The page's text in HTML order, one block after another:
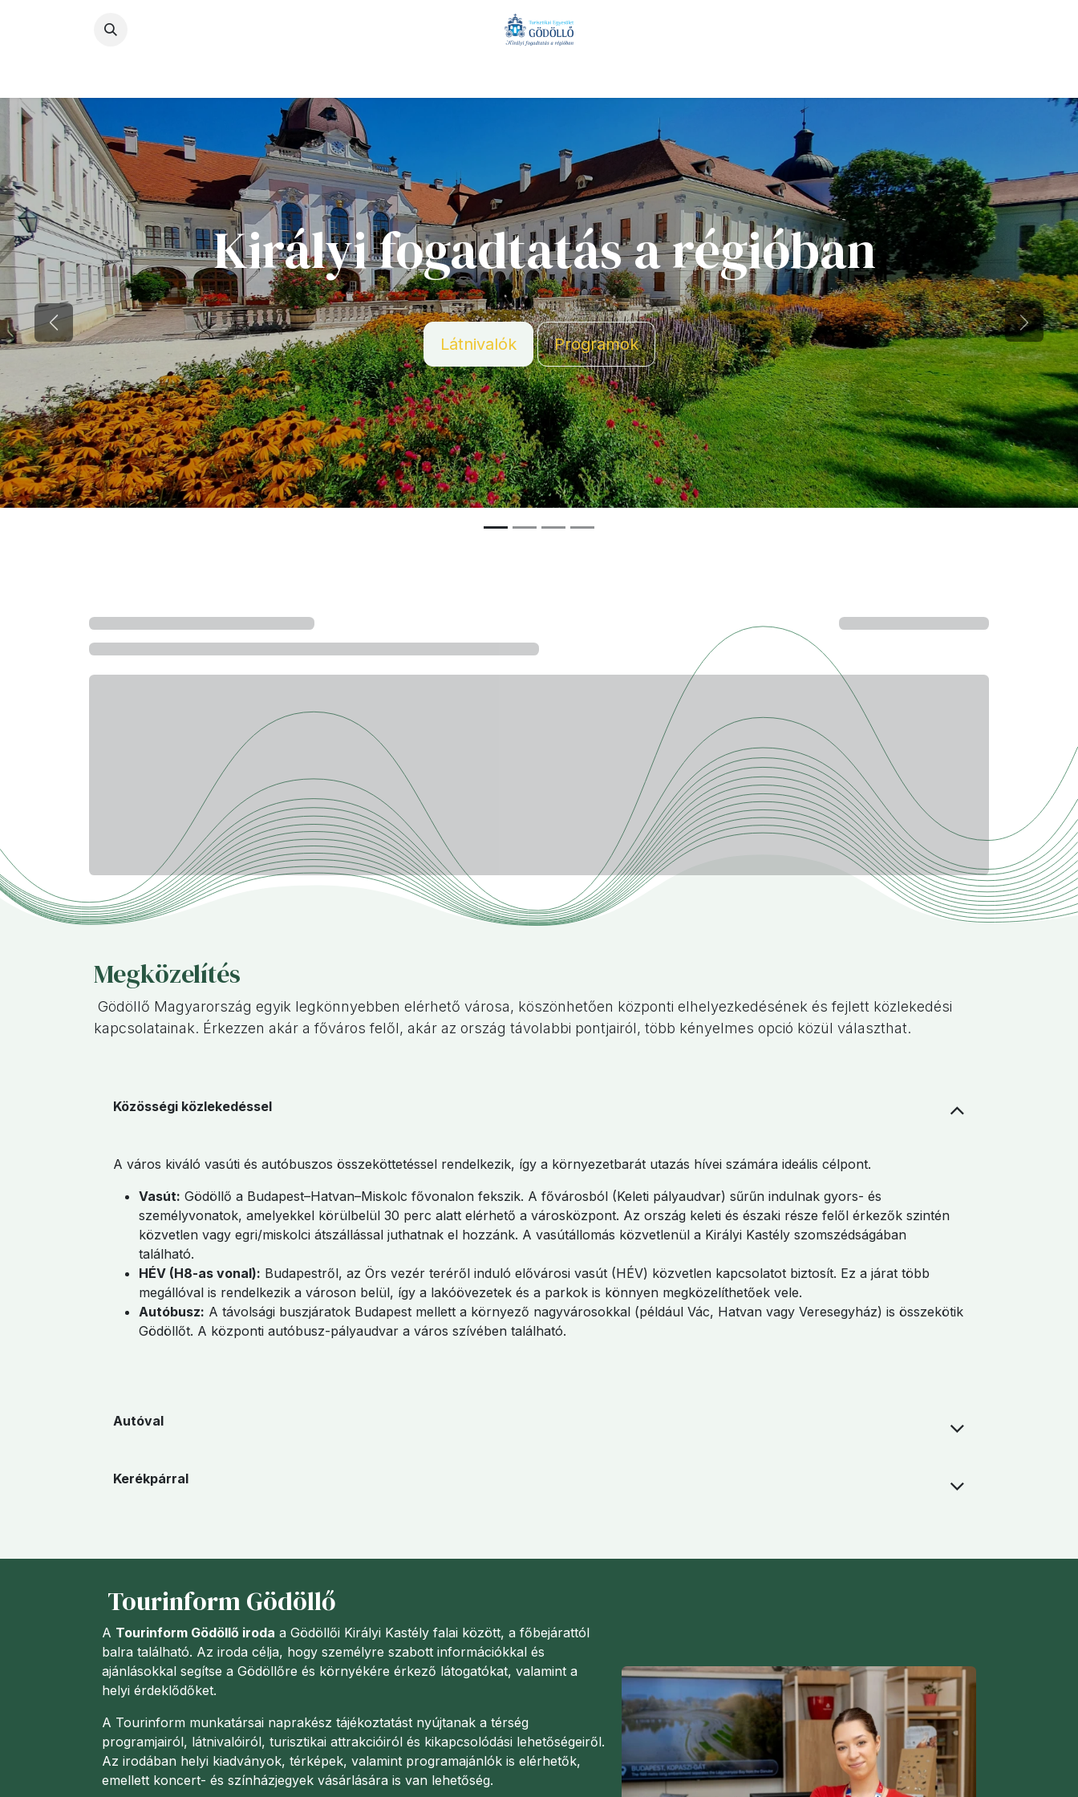
Királyi fogadtatás a régióban
Látnivalók Programok
Previous Next
Megközelítés
Gödöllő Magyarország egyik legkönnyebben elérhető városa, köszönhetően központi elhelyezkedésének és fejlett közlekedési
kapcsolatainak. Érkezzen akár a főváros felől, akár az ország távolabbi pontjairól, több kényelmes opció közül választhat.
Közösségi közlekedéssel
A város kiváló vasúti és autóbuszos összeköttetéssel rendelkezik, így a környezetbarát utazás hívei számára ideális célpont.
Vasút: Gödöllő a Budapest–Hatvan–Miskolc fővonalon fekszik. A fővárosból (Keleti pályaudvar) sűrűn indulnak gyors- és
személyvonatok, amelyekkel körülbelül 30 perc alatt elérhető a városközpont. Az ország keleti és északi része felől érkezők szintén
közvetlen vagy egri/miskolci átszállással juthatnak el hozzánk. A vasútállomás közvetlenül a Királyi Kastély szomszédságában
található.
HÉV (H8-as vonal): Budapestről, az Örs vezér teréről induló elővárosi vasút (HÉV) közvetlen kapcsolatot biztosít. Ez a járat több
megállóval is rendelkezik a városon belül, így a lakóövezetek és a parkok is könnyen megközelíthetőek vele.
Autóbusz: A távolsági buszjáratok Budapest mellett a környező nagyvárosokkal (például Vác, Hatvan vagy Veresegyház) is összekötik
Gödöllőt. A központi autóbusz-pályaudvar a város szívében található.
Autóval
Kerékpárral
Tourinform Gödöllő
A Tourinform Gödöllő iroda a Gödöllői Királyi Kastély falai között, a főbejárattól
balra található. Az iroda célja, hogy személyre szabott információkkal és
ajánlásokkal segítse a Gödöllőre és környékére érkező látogatókat, valamint a
helyi érdeklődőket.
A Tourinform munkatársai naprakész tájékoztatást nyújtanak a térség
programjairól, látnivalóiról, turisztikai attrakcióiról és kikapcsolódási lehetőségeiről.
Az irodában helyi kiadványok, térképek, valamint programajánlók is elérhetők,
emellett koncert- és színházjegyek vásárlására is van lehetőség.